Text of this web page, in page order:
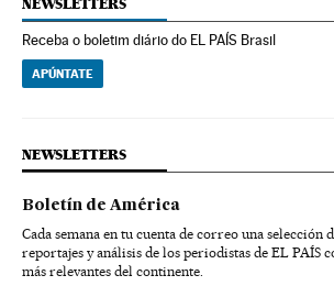
NEWSLETTERS
Receba o boletim diário do EL PAÍS Brasil
APÚNTATE
NEWSLETTERS
Boletín de América
Cada semana en tu cuenta de correo una selección
reportajes y análisis de los periodistas de EL PAÍS
más relevantes del continente.